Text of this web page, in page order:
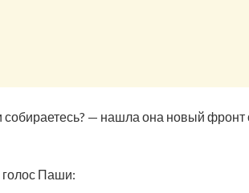
собираетесь? — нашла она новый
Паши: